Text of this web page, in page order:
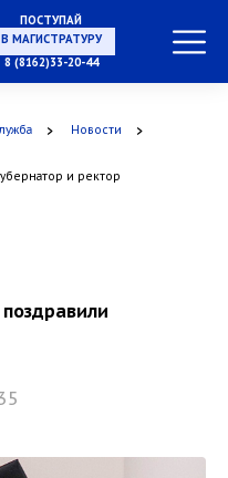
ПОСТУПАЙ
В МАГИСТРАТУРУ
8 (8162)33-20-44
Новости
и ректор